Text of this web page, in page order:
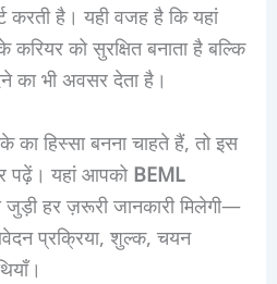
है। यही वजह है कि यहां
को सुरक्षित बनाता है बल्कि
का भी अवसर देता है।
हिस्सा बनना चाहते हैं, तो इस
पढ़ें। यहां आपकोBEML
हर ज़रूरी जानकारी मिलेगी—
प्रक्रिया, शुल्क, चयन